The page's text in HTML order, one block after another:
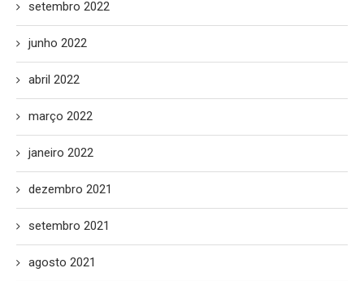
setembro 2022
junho 2022
abril 2022
março 2022
janeiro 2022
dezembro 2021
setembro 2021
agosto 2021